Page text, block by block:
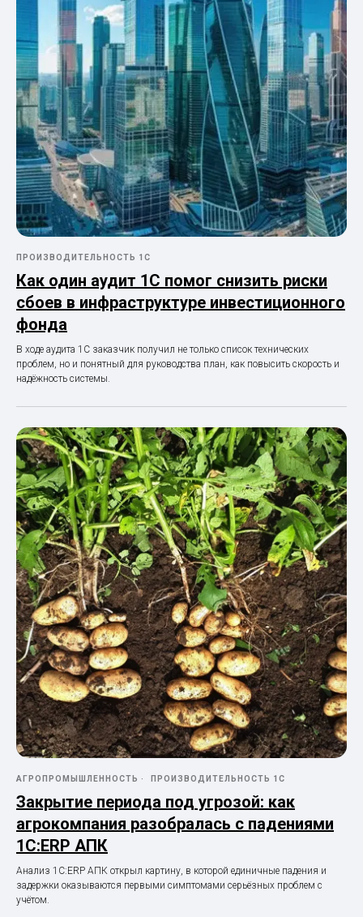
ПРОИЗВОДИТЕЛЬНОСТЬ 1С
Как один аудит 1С помог снизить риски
сбоев в инфраструктуре инвестиционного
фонда
В ходе аудита 1С заказчик получил не только список технических
проблем, но и понятный для руководства план, как повысить скорость и
надёжность системы.
АГРОПРОМЫШЛЕННОСТЬ ПРОИЗВОДИТЕЛЬНОСТЬ 1С
Закрытие периода под угрозой: как
агрокомпания разобралась с падениями
1С:ERP АПК
Анализ 1С:ERP АПК открыл картину, в которой единичные падения и
задержки оказываются первыми симптомами серьёзных проблем с
учётом.